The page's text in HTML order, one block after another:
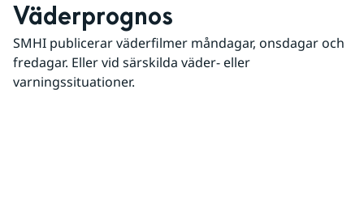
Väderprognos
SMHI publicerar väderfilmer måndagar, onsdagar och
fredagar. Eller vid särskilda väder- eller
varningssituationer.